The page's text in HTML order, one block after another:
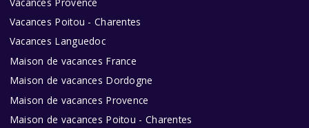
Vacances Poitou - Charentes
Vacances Languedoc
Maison de vacances France
Maison de vacances Dordogne
Maison de vacances Provence
Maison de vacances Poitou - Charentes